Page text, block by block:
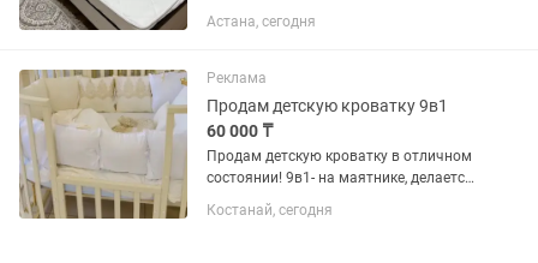
150×200 см ✔ Ортопедический матрас
✔ Тумбочка ✔ Столик с зеркалом Всё в
аккуратное. Подойдёт для спальни...
Астана, сегодня
Реклама
Продам детскую кроватку 9в1
60 000 ₸
Продам детскую кроватку в отличном
состоянии! 9в1- на маятнике, делается
три уровня высоты,кроватка-
пеленальный стол-овальная кроватка-
Костанай, сегодня